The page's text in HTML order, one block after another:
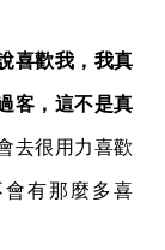
喜歡我，我真
客，這不是真
去很用力喜歡
有那麼多喜